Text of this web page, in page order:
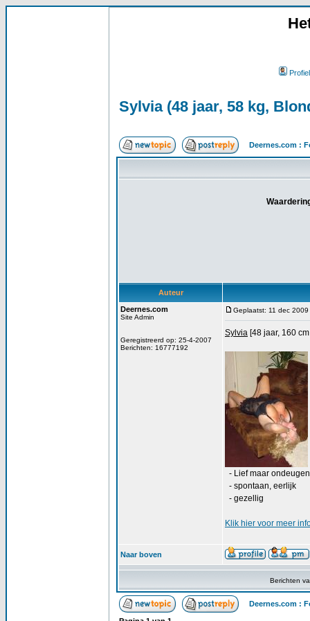
Profiel
Sylvia (48 jaar, 58 kg,
Deernes.com :
Auteur
Deernes.com
Site Admin
Geregistreerd op: 25-4-2007
Berichten: 16777192
Geplaatst: 11 dec
Sylvia [48 jaar, 160
- Lief maar
- spontaan, eerlijk
- gezellig
Klik hier voor meer
Naar boven
Berichten
Deernes.com :